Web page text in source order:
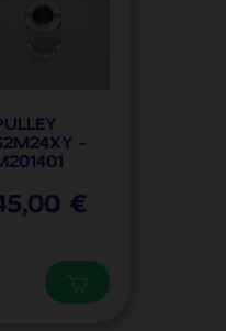
-
€